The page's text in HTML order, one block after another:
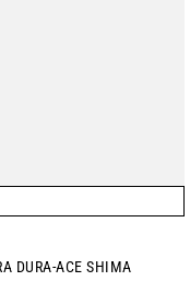
DURA-ACE SHIMA